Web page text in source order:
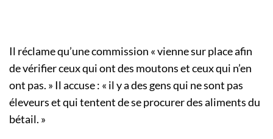
Il réclame qu’une commission « vienne sur place afin
de vérifier ceux qui ont des moutons et ceux qui n’en
ont pas. » Il accuse : « il y a des gens qui ne sont pas
éleveurs et qui tentent de se procurer des aliments du
bétail. »